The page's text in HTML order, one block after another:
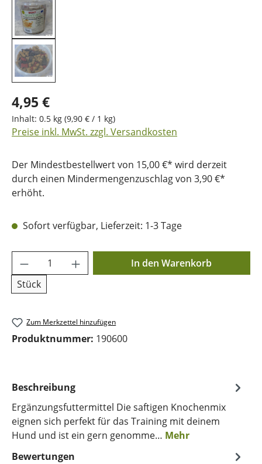
4,95 €
Inhalt: 0.5 kg (9,90 € / 1 kg)
Preise inkl. MwSt. zzgl. Versandkosten
Der Mindestbestellwert von 15,00 €* wird derzeit
durch einen Mindermengenzuschlag von 3,90 €*
erhöht.
Sofort verfügbar, Lieferzeit: 1-3 Tage
Produkt Anzahl: Gib den gewünschten
Stück
In den Warenkorb
Zum Merkzettel hinzufügen
Produktnummer: 190600
Beschreibung
Ergänzungsfuttermittel Die saftigen Knochenmix
eignen sich perfekt für das Training mit deinem
Hund und ist ein gern genomme… Mehr
Bewertungen